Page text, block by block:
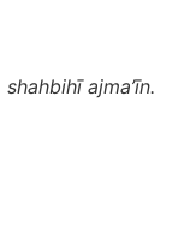
ajma’īn.